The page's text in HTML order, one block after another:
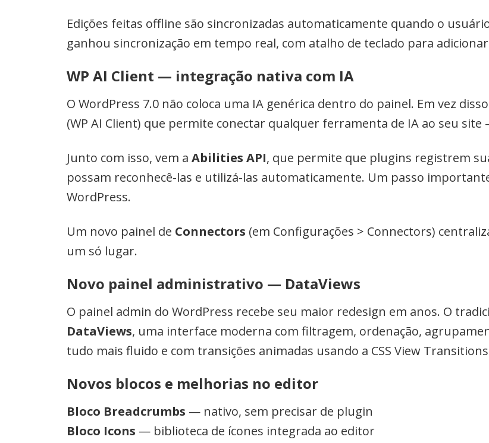
Edições feitas offline são sincronizadas automaticamente quando o
ganhou sincronização em tempo real, com atalho de teclado para
WP AI Client — integração nativa com IA
O WordPress 7.0 não coloca uma IA genérica dentro do painel. Em vez
(WP AI Client) que permite conectar qualquer ferramenta de IA ao seu
Junto com isso, vem a Abilities API, que permite que plugins registrem
possam reconhecê-las e utilizá-las automaticamente. Um passo
WordPress.
Um novo painel de Connectors (em Configurações > Connectors)
um só lugar.
Novo painel administrativo — DataViews
O painel admin do WordPress recebe seu maior redesign em anos. O
DataViews, uma interface moderna com filtragem, ordenação,
tudo mais fluido e com transições animadas usando a CSS View Transitions
Novos blocos e melhorias no editor
Bloco Breadcrumbs — nativo, sem precisar de plugin
Bloco Icons — biblioteca de ícones integrada ao editor